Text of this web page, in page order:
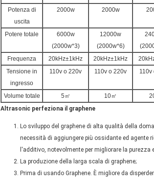
Potenza di
uscita
2000w 2000w
Potere totale
6000w
(2000w*3)
12000w
(2000w*6)
Frequenza
20kHz±1kHz 20kHz±1kHz
Tensione in
ingresso
110v o 220v 110v o 220v 110v
Volume totale 5㎡ 10㎡
Altrasonic perfeziona il graphene
Lo sviluppo del graphene di alta qualità della
necessità di aggiungere più ossidante ed agente
l'additivo, notevolmente per migliorare la purezza
La produzione della larga scala di graphene;
Prima di usando Graphene. È migliore da